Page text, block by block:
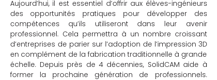
Aujourd’hui, il est essentiel d’offrir aux élèves-ingénieurs
des opportunités pratiques pour développer des
compétences qu’ils utiliseront dans leur avenir
professionnel. Cela permettra à un nombre croissant
d’entreprises de parier sur l’adoption de l’impression 3D
en complément de la fabrication traditionnelle à grande
échelle. Depuis près de 4 décennies, SolidCAM aide à
former la prochaine génération de professionnels.